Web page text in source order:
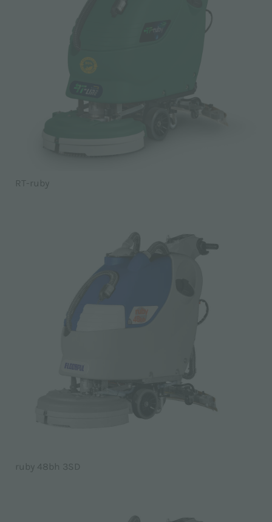
RT-ruby
ruby 48bh 3SD